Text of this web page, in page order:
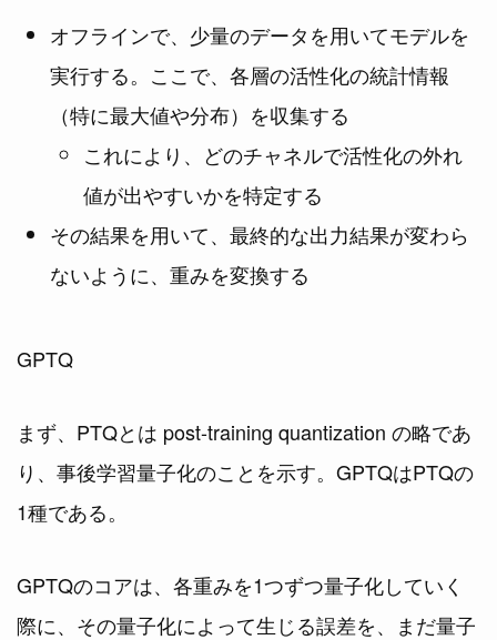
オフラインで、少量のデータを用いてモデルを
実行する。ここで、各層の活性化の統計情報
（特に最大値や分布）を収集する
これにより、どのチャネルで活性化の外れ
値が出やすいかを特定する
その結果を用いて、最終的な出力結果が変わら
ないように、重みを変換する
GPTQ
まず、PTQとは post-training quantization の略であ
り、事後学習量子化のことを示す。GPTQはPTQの
1種である。
GPTQのコアは、各重みを1つずつ量子化していく
際に、その量子化によって生じる誤差を、まだ量子